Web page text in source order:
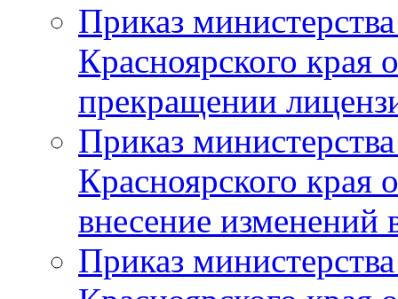
Приказ
Красноярского
прекращении
Приказ
Красноярского
внесение изменений
Приказ